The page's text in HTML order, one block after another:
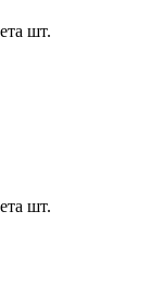
шт.
шт.